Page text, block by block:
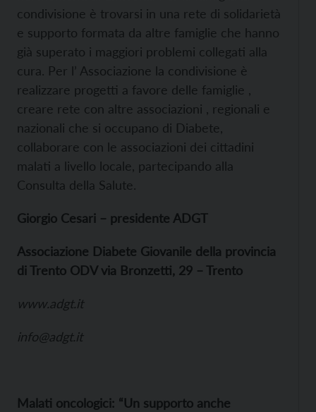
condivisione è trovarsi in una rete di solidarietà
e supporto formata da altre famiglie che hanno
già superato i maggiori problemi collegati alla
cura. Per l’ Associazione la condivisione è
realizzare progetti a favore delle famiglie ,
creare rete con altre associazioni , regionali e
nazionali che si occupano di Diabete,
collaborare con le associazioni dei cittadini
malati a livello locale, partecipando alla
Consulta della Salute.
Giorgio Cesari – presidente ADGT
Associazione Diabete Giovanile della provincia
di Trento ODV via Bronzetti, 29 – Trento
www.adgt.it
info@adgt.it
Malati oncologici: “Un supporto anche